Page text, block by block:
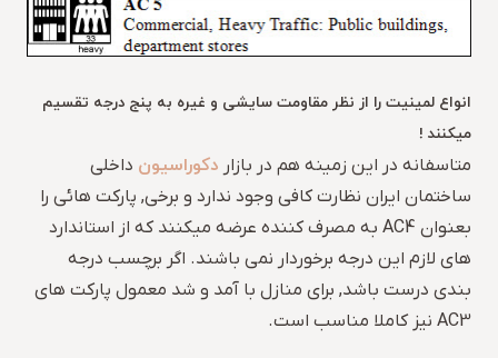
انواع لمینیت را از نظر مقاومت سایشی و غیره به پنج درجه تقسیم
میکنند !
متاسفانه در این زمینه هم در بازار دکوراسیون داخلی
ساختمان ایران نظارت کافی وجود ندارد و برخی, پارکت هائی را
بعنوان AC4 به مصرف کننده عرضه میکنند که از استاندارد
های لازم این درجه برخوردار نمی باشند. اگر برچسب درجه
بندی درست باشد, برای منازل با آمد و شد معمول پارکت های
AC3 نیز کاملا مناسب است.